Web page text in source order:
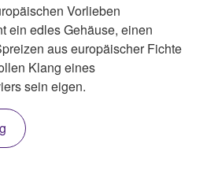
Vorlieben
ein edles Gehäuse, einen
aus europäischer Fichte
Klang eines
sein eigen.